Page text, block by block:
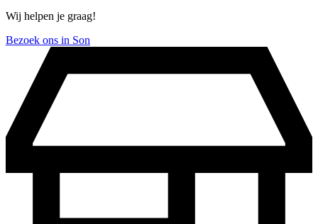
Wij helpen je graag!
Bezoek ons in Son